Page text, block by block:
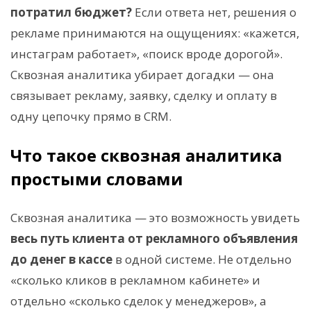
потратил бюджет? Если ответа нет, решения о
рекламе принимаются на ощущениях: «кажется,
инстаграм работает», «поиск вроде дорогой».
Сквозная аналитика убирает догадки — она
связывает рекламу, заявку, сделку и оплату в
одну цепочку прямо в CRM.
Что такое сквозная аналитика
простыми словами
Сквозная аналитика — это возможность увидеть
весь путь клиента от рекламного объявления
до денег в кассе в одной системе. Не отдельно
«сколько кликов в рекламном кабинете» и
отдельно «сколько сделок у менеджеров», а